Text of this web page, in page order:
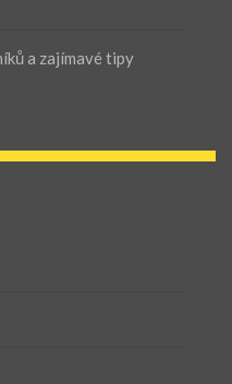
a zajímavé tipy